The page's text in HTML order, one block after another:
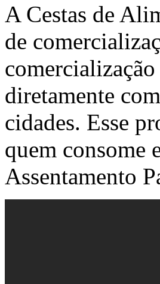
A Cestas de
de
diretamente
cidades. Esse
quem consome
Assentamento